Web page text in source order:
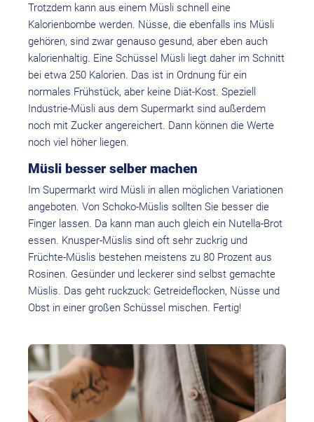
Trotzdem kann aus einem Müsli schnell eine
Kalorienbombe werden. Nüsse, die ebenfalls ins Müsli
gehören, sind zwar genauso gesund, aber eben auch
kalorienhaltig. Eine Schüssel Müsli liegt daher im Schnitt
bei etwa 250 Kalorien. Das ist in Ordnung für ein
normales Frühstück, aber keine Diät-Kost. Speziell
Industrie-Müsli aus dem Supermarkt sind außerdem
noch mit Zucker angereichert. Dann können die Werte
noch viel höher liegen.
Müsli besser selber machen
Im Supermarkt wird Müsli in allen möglichen Variationen
angeboten. Von Schoko-Müslis sollten Sie besser die
Finger lassen. Da kann man auch gleich ein Nutella-Brot
essen. Knusper-Müslis sind oft sehr zuckrig und
Früchte-Müslis bestehen meistens zu 80 Prozent aus
Rosinen. Gesünder und leckerer sind selbst gemachte
Müslis. Das geht ruckzuck: Getreideflocken, Nüsse und
Obst in einer großen Schüssel mischen. Fertig!